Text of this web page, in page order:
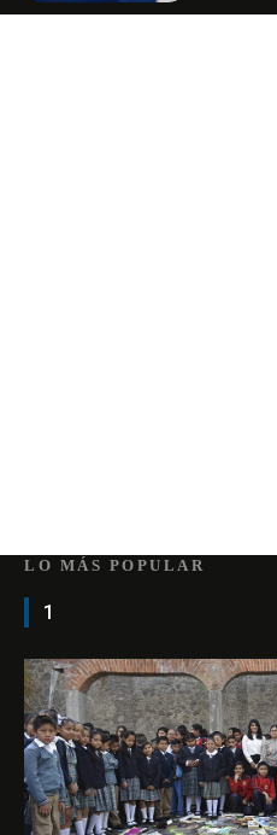
LO MÁS POPULAR
1